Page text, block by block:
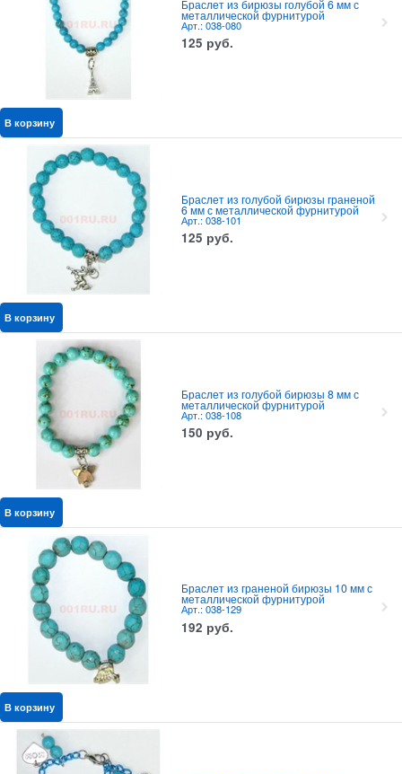
Браслет из бирюзы голубой 6 мм с
металлической фурнитурой
Арт.: 038-080
125 руб.
В корзину
Браслет из голубой бирюзы граненой
6 мм с металлической фурнитурой
Арт.: 038-101
125 руб.
В корзину
Браслет из голубой бирюзы 8 мм с
металлической фурнитурой
Арт.: 038-108
150 руб.
В корзину
Браслет из граненой бирюзы 10 мм с
металлической фурнитурой
Арт.: 038-129
192 руб.
В корзину